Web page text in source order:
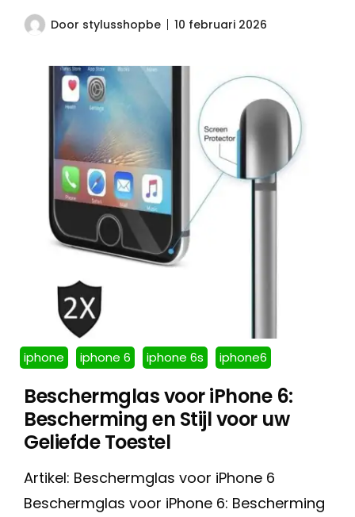
Door stylusshopbe 10 februari 2026
iphone iphone 6 iphone 6s iphone6
Beschermglas voor iPhone 6:
Bescherming en Stijl voor uw
Geliefde Toestel
Artikel: Beschermglas voor iPhone 6
Beschermglas voor iPhone 6: Bescherming